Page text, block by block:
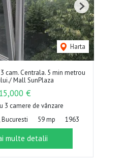
Harta
Next
cam. Centrala. 5 min metrou
Mall SunPlaza
€
3 camere de vânzare
59 mp 1963
multe detalii